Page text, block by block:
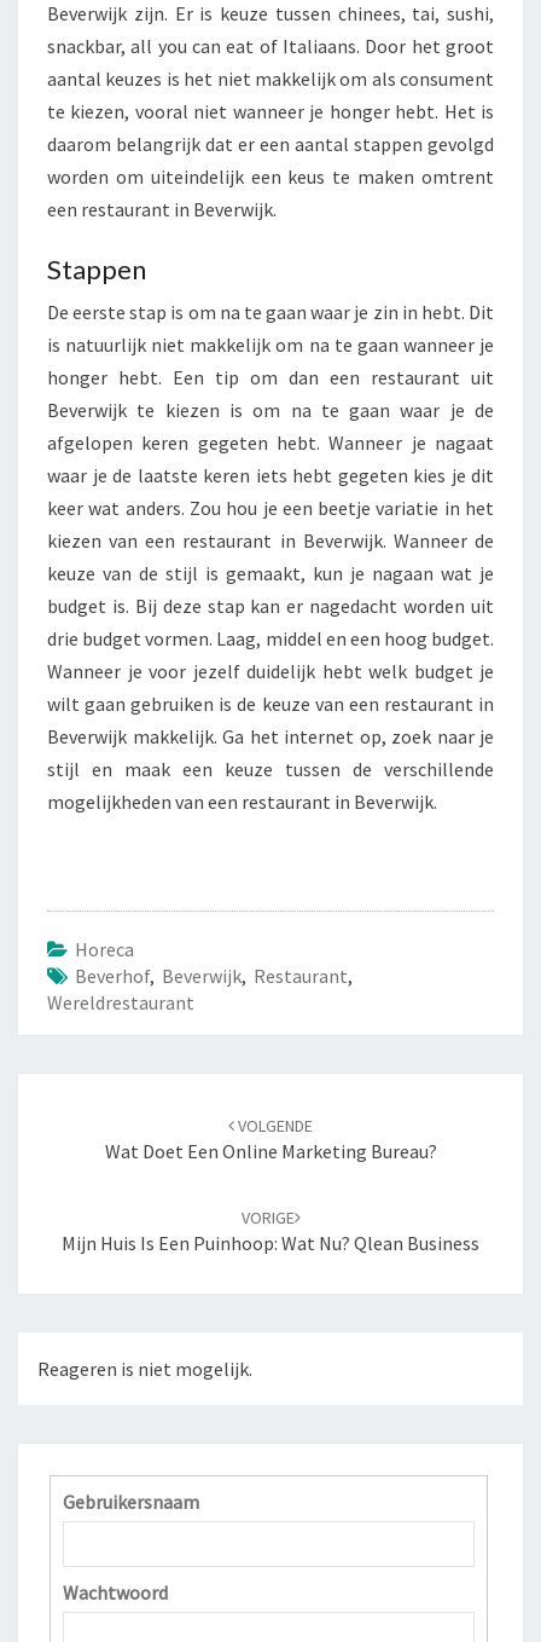
I
N
B
E
E
R
W
J
Beverwijk zijn. Er is keuze tussen chinees, tai, sushi,
snackbar, all you can eat of Italiaans. Door het groot
aantal keuzes is het niet makkelijk om als consument
te kiezen, vooral niet wanneer je honger hebt. Het is
daarom belangrijk dat er een aantal stappen gevolgd
worden om uiteindelijk een keus te maken omtrent
een restaurant in Beverwijk.
Stappen
De eerste stap is om na te gaan waar je zin in hebt. Dit
is natuurlijk niet makkelijk om na te gaan wanneer je
honger hebt. Een tip om dan een restaurant uit
Beverwijk te kiezen is om na te gaan waar je de
afgelopen keren gegeten hebt. Wanneer je nagaat
waar je de laatste keren iets hebt gegeten kies je dit
keer wat anders. Zou hou je een beetje variatie in het
kiezen van een restaurant in Beverwijk. Wanneer de
keuze van de stijl is gemaakt, kun je nagaan wat je
budget is. Bij deze stap kan er nagedacht worden uit
drie budget vormen. Laag, middel en een hoog budget.
Wanneer je voor jezelf duidelijk hebt welk budget je
wilt gaan gebruiken is de keuze van een restaurant in
Beverwijk makkelijk. Ga het internet op, zoek naar je
stijl en maak een keuze tussen de verschillende
mogelijkheden van een restaurant in Beverwijk.
Horeca
Beverhof, Beverwijk, Restaurant,
Wereldrestaurant
VOLGENDE
Wat Doet Een Online Marketing Bureau?
VORIGE
Mijn Huis Is Een Puinhoop: Wat Nu? Qlean Business
Reageren is niet mogelijk.
Gebruikersnaam
Wachtwoord